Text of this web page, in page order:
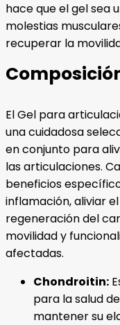
hace que el gel sea
molestias
recuperar la
El Gel para
una cuidadosa
en conjunto para
las articulaciones.
beneficios
inflamación, aliviar
regeneración del
movilidad y
afectadas.
Chondroitin:
para la salud
mantener su